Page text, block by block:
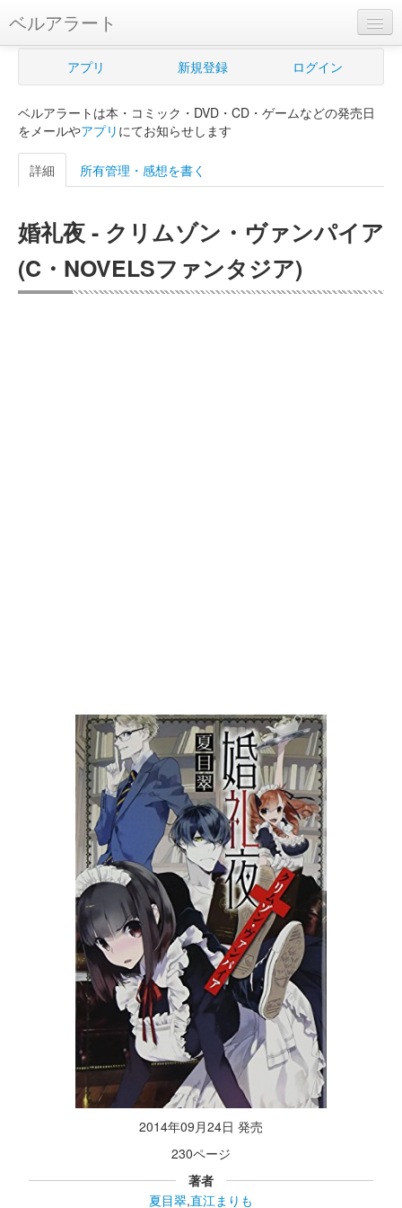
ベルアラート
ベルアラートとは
新規登録
ログイン
購入管理
Myシェルフ
アプリ 新規登録 ログイン
ベルアラートは本・コミック・DVD・CD・ゲームなどの発売日
をメールやアプリ にてお知らせします
詳細 所有管理・感想を書く
婚礼夜 - クリムゾン・ヴァンパイア
(C・NOVELSファンタジア)
2014年09月24日 発売
230ページ
著者
夏目翠,直江まりも